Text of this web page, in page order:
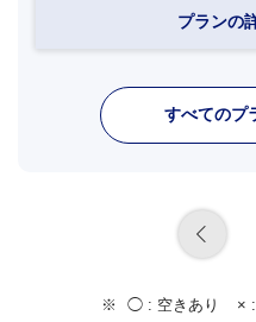
プランの
すべてのプ
◯ : 空きあり × :